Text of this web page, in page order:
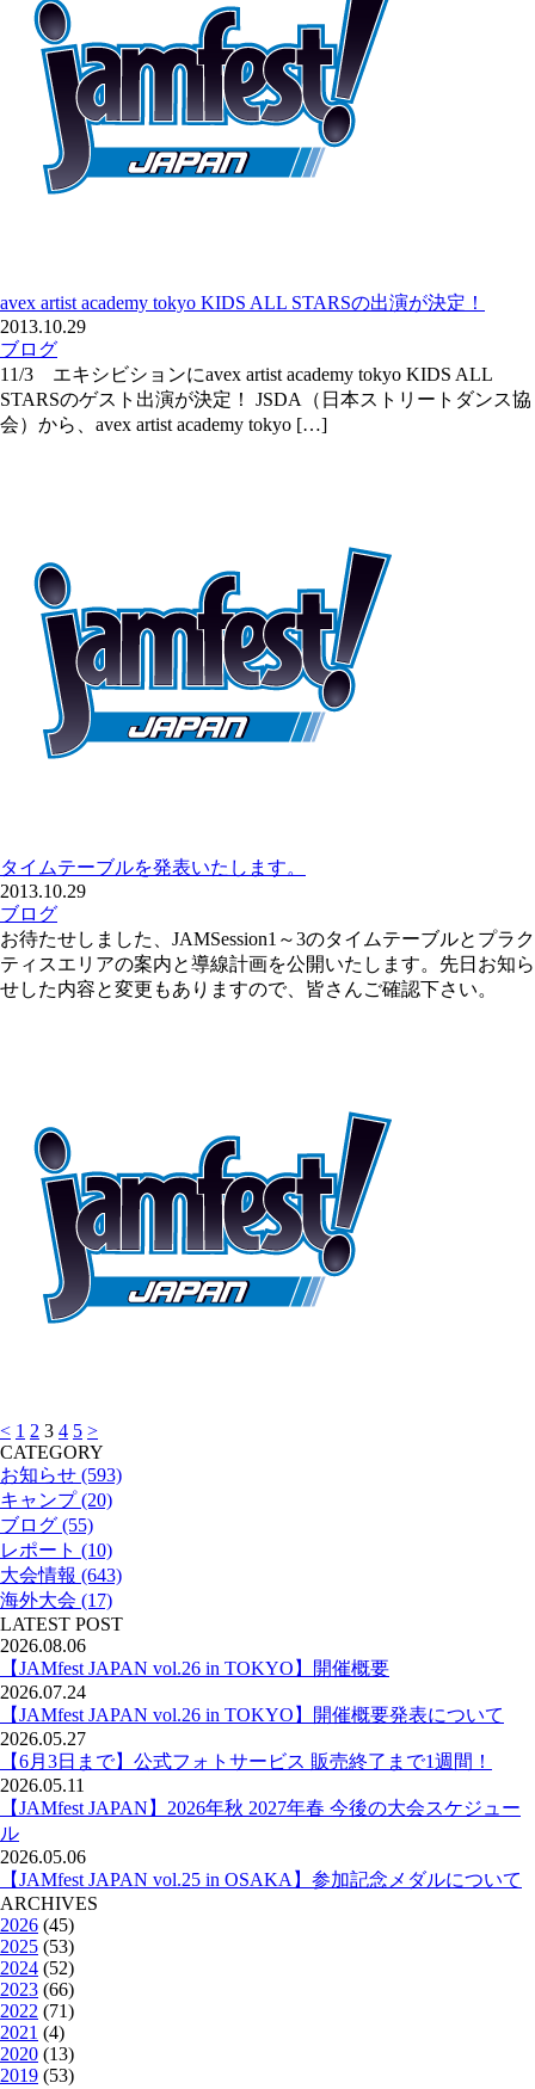
avex artist academy tokyo KIDS ALL STARSの出演が決定！
2013.10.29
ブログ
11/3 エキシビションにavex artist academy tokyo KIDS ALL
STARSのゲスト出演が決定！ JSDA（日本ストリートダンス協
会）から、avex artist academy tokyo […]
タイムテーブルを発表いたします。
2013.10.29
ブログ
お待たせしました、JAMSession1～3のタイムテーブルとプラク
ティスエリアの案内と導線計画を公開いたします。先日お知ら
せした内容と変更もありますので、皆さんご確認下さい。
< 1 2 3 4 5 >
CATEGORY
お知らせ (593)
キャンプ (20)
ブログ (55)
レポート (10)
大会情報 (643)
海外大会 (17)
LATEST POST
2026.08.06
【JAMfest JAPAN vol.26 in TOKYO】開催概要
2026.07.24
【JAMfest JAPAN vol.26 in TOKYO】開催概要発表について
2026.05.27
【6月3日まで】公式フォトサービス 販売終了まで1週間！
2026.05.11
【JAMfest JAPAN】2026年秋 2027年春 今後の大会スケジュー
ル
2026.05.06
【JAMfest JAPAN vol.25 in OSAKA】参加記念メダルについて
ARCHIVES
2026 (45)
2025 (53)
2024 (52)
2023 (66)
2022 (71)
2021 (4)
2020 (13)
2019 (53)